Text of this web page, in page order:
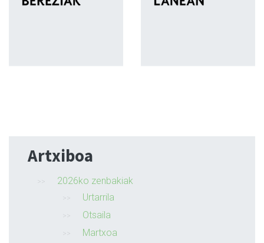
Artxiboa
2026ko zenbakiak
Urtarrila
Otsaila
Martxoa